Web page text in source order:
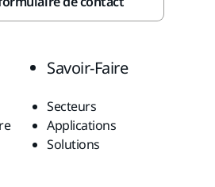
Savoir-Faire
Secteurs
Applications
Solutions